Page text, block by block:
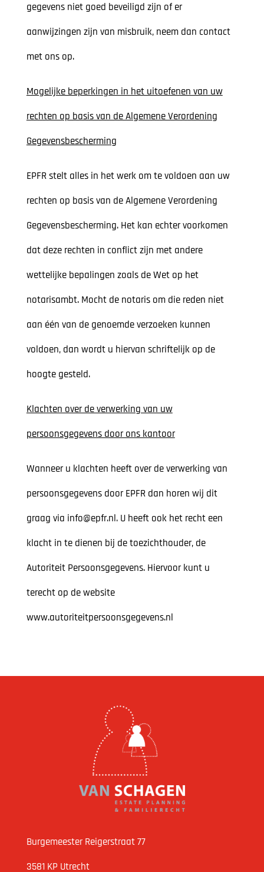
gegevens niet goed beveiligd zijn of er
aanwijzingen zijn van misbruik, neem dan contact
met ons op.
Mogelijke beperkingen in het uitoefenen van uw
rechten op basis van de Algemene Verordening
Gegevensbescherming
EPFR stelt alles in het werk om te voldoen aan uw
rechten op basis van de Algemene Verordening
Gegevensbescherming. Het kan echter voorkomen
dat deze rechten in conflict zijn met andere
wettelijke bepalingen zoals de Wet op het
notarisambt. Mocht de notaris om die reden niet
aan één van de genoemde verzoeken kunnen
voldoen, dan wordt u hiervan schriftelijk op de
hoogte gesteld.
Klachten over de verwerking van uw
persoonsgegevens door ons kantoor
Wanneer u klachten heeft over de verwerking van
persoonsgegevens door EPFR dan horen wij dit
graag via info@epfr.nl. U heeft ook het recht een
klacht in te dienen bij de toezichthouder, de
Autoriteit Persoonsgegevens. Hiervoor kunt u
terecht op de website
www.autoriteitpersoonsgegevens.nl
Burgemeester Reigerstraat 77
3581 KP Utrecht